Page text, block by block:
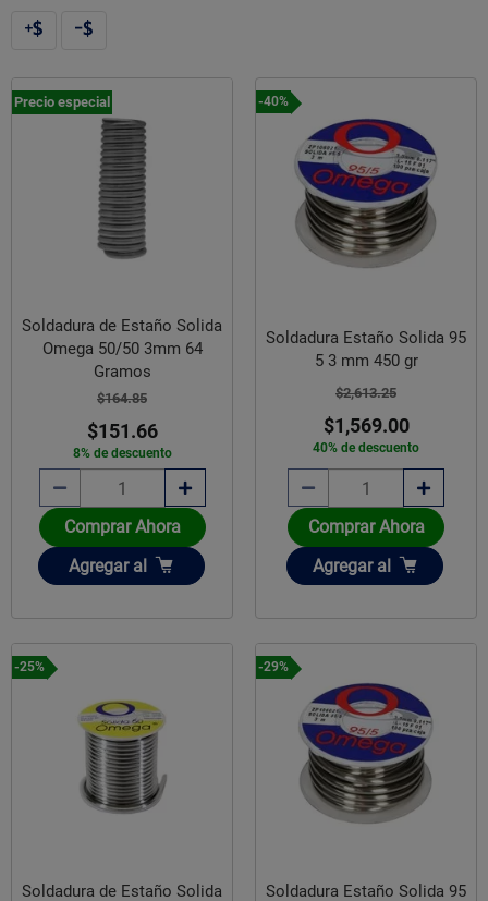
Precio especial
Soldadura de Estaño Solida
Omega 50/50 3mm 64
Gramos
$164.85
$151.66
8% de descuento
Comprar Ahora
Añadir
Agregar al
-40%
Soldadura Estaño Solida 95
5 3 mm 450 gr
$2,613.25
$1,569.00
40% de descuento
Comprar Ahora
Añadir
Agregar al
-25%
Soldadura de Estaño Solida
-29%
Soldadura Estaño Solida 95